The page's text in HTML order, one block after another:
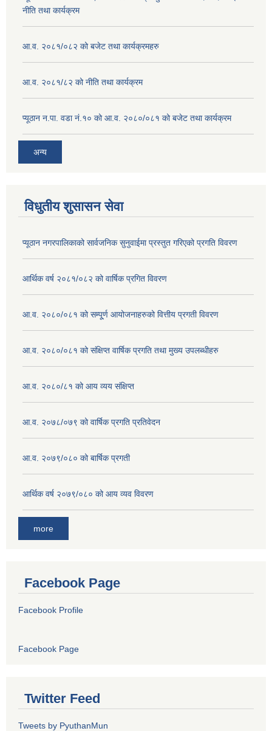
नीति तथा कार्यक्रम
आ.व. २०८१/०८२ को बजेट तथा कार्यक्रमहरु
आ.व. २०८१/८२ को नीति तथा कार्यक्रम
प्यूठान न.पा. वडा नं.१० को आ.व. २०८०/०८१ को बजेट तथा कार्यक्रम
अन्य
विधुतीय शुसासन सेवा
प्यूठान नगरपालिकाको सार्वजनिक सुनुवाईमा प्रस्तुत गरिएको प्रगति विवरण
आर्थिक वर्ष २०८१/०८२ को वार्षिक प्रगित विवरण
आ.व. २०८०/०८१ को सम्पू्र्ण आयोजनाहरुको वित्तीय प्रगती विवरण
आ.व. २०८०/०८१ को संक्षिप्त वार्षिक प्रगति तथा मुख्य उपलब्धीहरु
आ.व. २०८०/८१ को आय व्यय संक्षिप्त
आ.व. २०७८/०७९ को वार्षिक प्रगति प्रतिवेदन
आ.व. २०७९/०८० को बार्षिक प्रगती
आर्थिक वर्ष २०७९/०८० को आय व्यव विवरण
more
Facebook Page
Facebook Profile
Facebook Page
Twitter Feed
Tweets by PyuthanMun